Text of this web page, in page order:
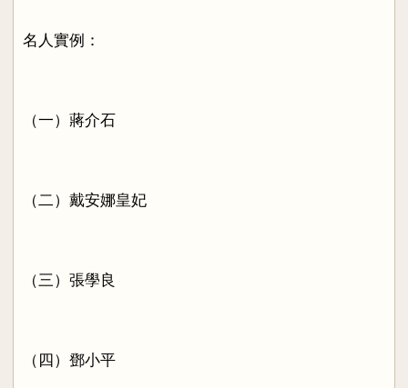
名人實例：
（一）蔣介石
（二）戴安娜皇妃
（三）張學良
（四）鄧小平